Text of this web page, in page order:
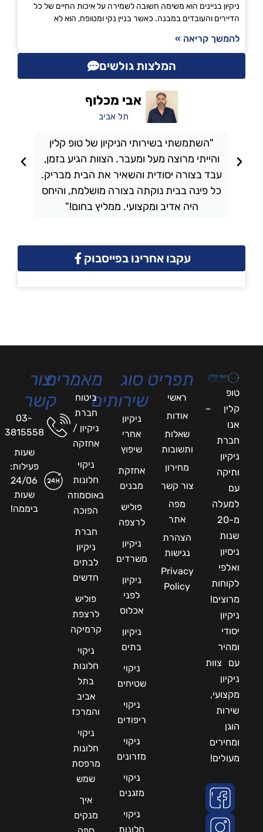
ניקיון בניינים הוא משימה חשובה לשמירה על איכות החיים של כל
הדיירים והעובדים במבנה. כאשר בניין נקי ומטופח, הוא לא
להמשך קריאה »
המלצות גולשים
"השתמשתי בשירותי הניקיון של טופ קלין
והייתי מרוצה מעל ומעבר. הצוות הגיע בזמן,
עבד בצורה יסודית והשאיר את הבית מבריק.
כל פינה בבית נוקתה בצורה מושלמת, והיחס
היה אדיב ומקצועי. ממליץ בחום!"
אבי מכלוף
תל אביב
עקבו אחרינו בפייסבוק
טופ
קלין –
אנו
חברת
ניקיון
ותיקה
עם
למעלה
מ-20
שנות
ניסיון
ואלפי
לקוחות
מרוצים!
ניקיון
יסודי
ומהיר
עם צוות
ניקיון
מקצועי,
שירות
הוגן
ומחירים
מעולים!
תפריט
ראשי
אודות
שאלות
ותשובות
מחירון
צור קשר
מפה
אתר
הצהרת
נגישות
Privacy
Policy
סוג
שירותים
ניקיון
אחרי
שיפוץ
אחזקת
מבנים
פוליש
לרצפה
ניקיון
משרדים
ניקיון
לפני
אכלוס
ניקיון
בתים
ניקוי
שטיחים
ניקוי
ריפודים
ניקוי
מזרונים
ניקוי
מזגנים
ניקוי
חלונות
מאמרים
ביטוח
חברת
ניקיון /
אחזקה
ניקוי
חלונות
באוסמוזה
הפוכה
חברת
ניקיון
לבתים
חדשים
פוליש
לרצפת
קרמיקה
ניקוי
חלונות
בתל
אביב
והמרכז
ניקוי
חלונות
מרפסת
שמש
איך
מנקים
צור
קשר
03-
3815558
שעות
פעילות:
24/06
שעות
ביממה!